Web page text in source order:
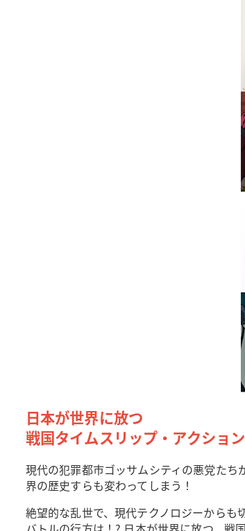
日本が世界に放つ
戦国タイムスリップ・アクショ
現代の犯罪都市ゴッサムシティの悪党た
界の歴史すらも変わってしまう！
絶望的な乱世で、現代テクノロジーから